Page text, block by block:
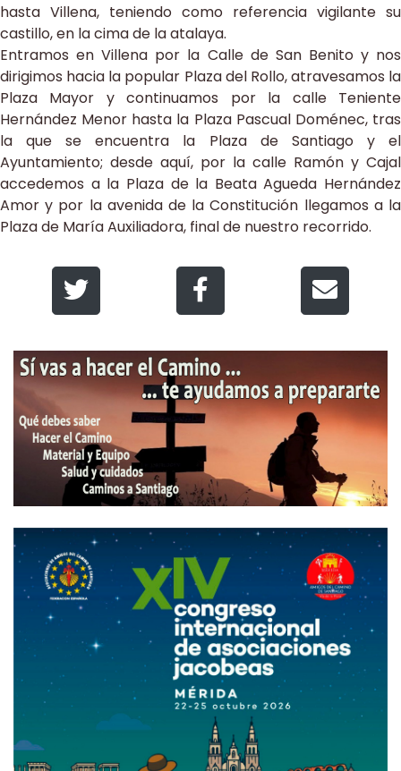
hasta Villena, teniendo como referencia vigilante su
castillo, en la cima de la atalaya.
Entramos en Villena por la Calle de San Benito y nos
dirigimos hacia la popular Plaza del Rollo, atravesamos la
Plaza Mayor y continuamos por la calle Teniente
Hernández Menor hasta la Plaza Pascual Doménec, tras
la que se encuentra la Plaza de Santiago y el
Ayuntamiento; desde aquí, por la calle Ramón y Cajal
accedemos a la Plaza de la Beata Agueda Hernández
Amor y por la avenida de la Constitución llegamos a la
Plaza de María Auxiliadora, final de nuestro recorrido.